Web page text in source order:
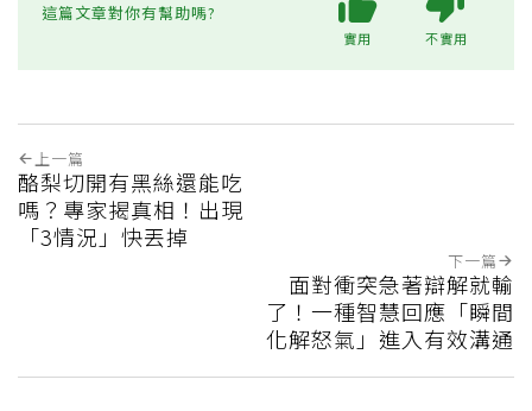
這篇文章對你有幫助嗎?
實用 不實用
上一篇
酪梨切開有黑絲還能吃
嗎？專家揭真相！出現
「3情況」快丟掉
下一篇
面對衝突急著辯解就輸
了！一種智慧回應「瞬間
化解怒氣」進入有效溝通